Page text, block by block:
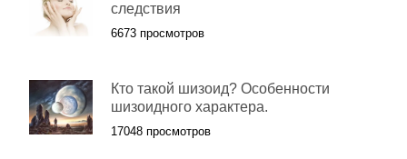
следствия
6673 просмотров
Кто такой шизоид? Особенности
шизоидного характера.
17048 просмотров